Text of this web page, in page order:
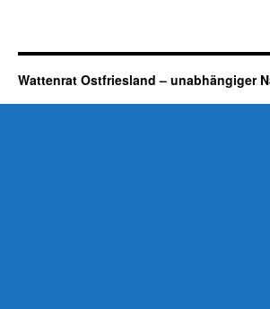
Wattenrat Ostfriesland – unabhängiger